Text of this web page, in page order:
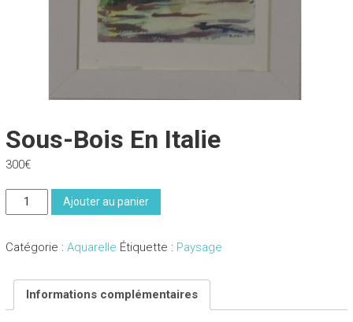
Sous-Bois En Italie
300€
quantité
de
bois
Italie
Ajouter au panier
Catégorie : Aquarelle Étiquette : Paysage
Informations complémentaires